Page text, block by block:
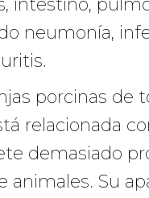
intestino,
neumonía,
porcinas de
relacionada
demasiado
animales. Su